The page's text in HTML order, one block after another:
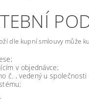
dle kupní smlouvy může
v objednávce;
č. , vedený u společnosti